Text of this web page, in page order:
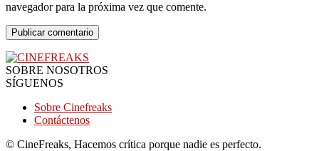
navegador para la próxima vez que comente.
SOBRE NOSOTROS
SÍGUENOS
Sobre Cinefreaks
Contáctenos
© CineFreaks, Hacemos crítica porque nadie es perfecto.